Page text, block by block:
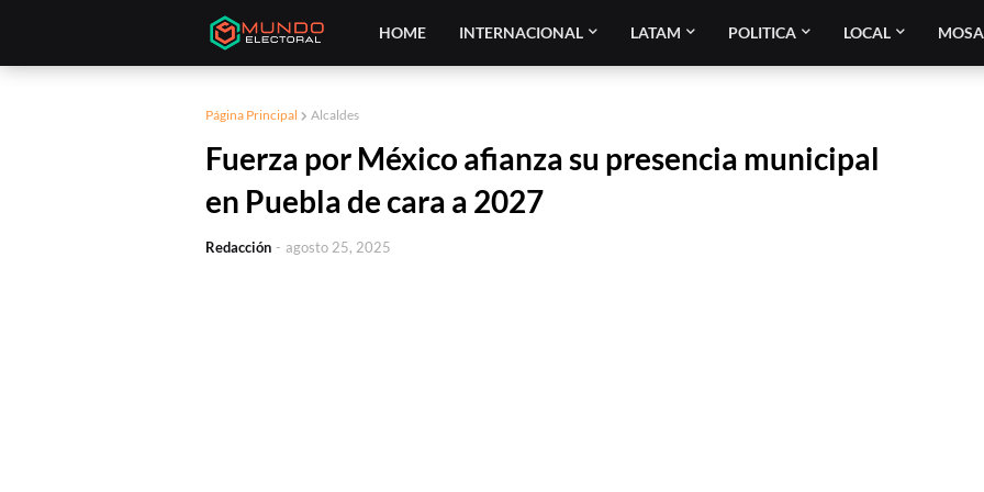
HOME INTERNACIONAL LATAM POLITICA LOCAL
Página Principal Alcaldes
Fuerza por México afianza su presencia municipal
en Puebla de cara a 2027
Redacción - agosto 25, 2025